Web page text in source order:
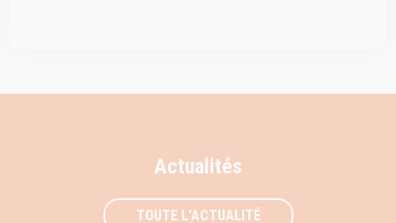
Actualités
TOUTE L'ACTUALITÉ